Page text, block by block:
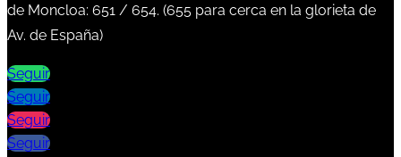
de Moncloa: 651 / 654. (655 para cerca en la glorieta de
Av. de España)
Seguir
Seguir
Seguir
Seguir